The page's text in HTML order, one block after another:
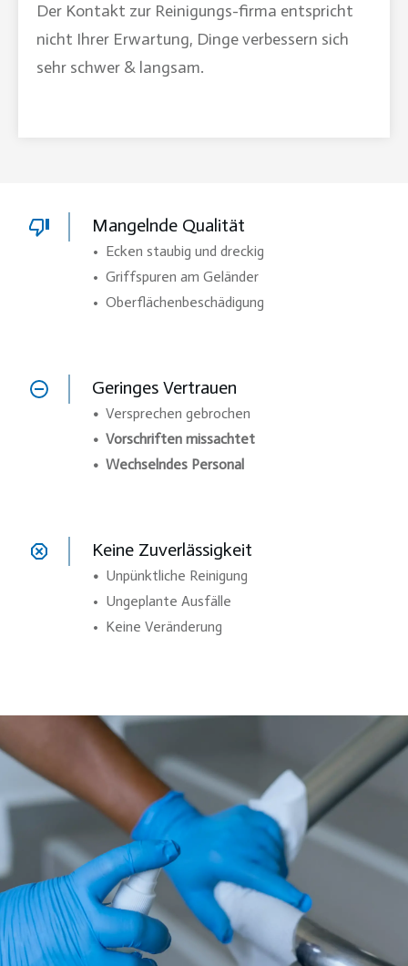
Der Kontakt zur Reinigungs-firma entspricht
nicht Ihrer Erwartung, Dinge verbessern sich
sehr schwer & langsam.
Mangelnde Qualität
• Ecken staubig und dreckig
• Griffspuren am Geländer
• Oberflächenbeschädigung
Geringes Vertrauen
•Versprechen gebrochen
• Vorschriften missachtet
• Wechselndes Personal
Keine Zuverlässigkeit
• Unpünktliche Reinigung
• Ungeplante Ausfälle
• Keine Veränderung